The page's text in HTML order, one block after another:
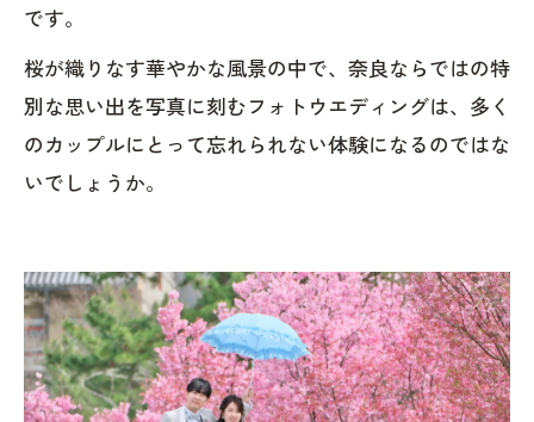
です。
桜が織りなす華やかな風景の中で、奈良ならではの特
別な思い出を写真に刻むフォトウエディングは、多く
のカップルにとって忘れられない体験になるのではな
いでしょうか。